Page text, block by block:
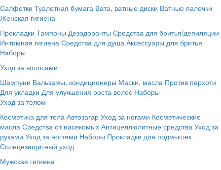
Салфетки Туалетная бумага Вата, ватные диски Ватные палочки
Женская гигиена
Прокладки Тампоны Дезодоранты Средства для бритья/депиляции
Интимная гигиена Средства для душа Аксессуары для бритья
Наборы
Уход за волосами
Шампуни Бальзамы, кондиционеры Маски, масла Против перхоти
Для укладки Для улучшения роста волос Наборы
Уход за телом
Косметика для тела Автозагар Уход за ногами Косметические
масла Средства от насекомых Антицеллюлитные средства Уход за
руками Уход за ногтями Наборы Прокладки для подмышек
Солнцезащитный уход
Мужская гигиена